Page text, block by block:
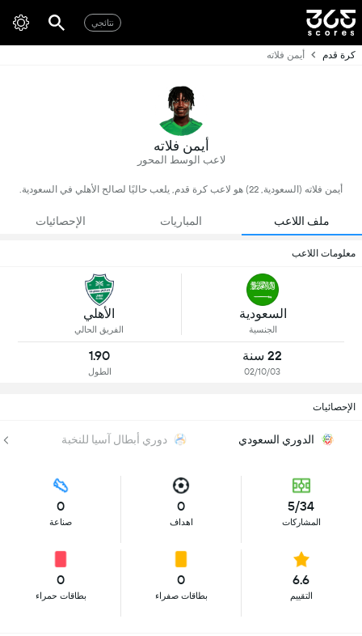
نتائجي
كرة قدم أيمن فلاته
أيمن فلاته
لاعب الوسط المحور
أيمن فلاته (السعودية, 22) هو لاعب كرة قدم, يلعب حاليًا لصالح الأهلي في السعودية.
ملف اللاعب المباريات الإحصائيات
معلومات اللاعب
السعودية
الجنسية
الأهلي
الفريق الحالي
22 سنة
02/10/03
1.90
الطول
الإحصائيات
الدوري السعودي دوري أبطال آسيا للنخبة
5/34
المشاركات
0
اهداف
0
صناعة
6.6
التقييم
0
بطاقات صفراء
0
بطاقات حمراء